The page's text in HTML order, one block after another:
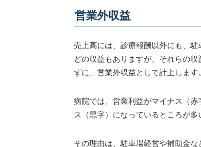
営業外収益
売上高には、診療報酬以外にも、
どの収益もありますが、それらの
ずに、営業外収益として計上します
病院では、営業利益がマイナス（
ス（黒字）になっているところが多
その理由は、駐車場経営や補助金な